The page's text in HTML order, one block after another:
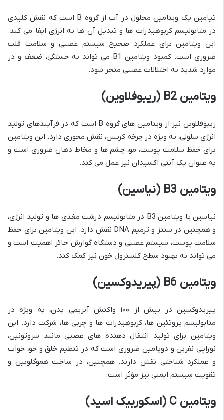
تیامین یک ویتامین محلول در آب از گروه B است که نقش کلیدی
در متابولیسم کربوهیدرات ها و تبدیل آن ها به انرژی ایفا می کند.
این ویتامین برای عملکرد صحیح سیستم عصبی و سلامت قلب
ضروری است. کمبود ویتامین B1 می تواند به خستگی، ضعف و در
موارد شدید به اختلالات عصبی منجر شود.
ویتامین B2 (ریبوفلاوین)
ریبوفلاوین نیز از ویتامین های گروه B است که در فرآیندهای تولید
انرژی سلولی، به ویژه در چرخه کربس، نقش محوری دارد. این ویتامین
برای حفظ سلامت پوست، مو، چشم ها و مخاط دهان ضروری است و
به عنوان یک آنتی اکسیدان نیز عمل می کند.
ویتامین B3 (نیاسین)
نیاسین یا ویتامین B3 در متابولیسم درشت مغذی ها و تولید انرژی،
و همچنین در سنتز و ترمیم DNA نقش دارد. این ویتامین برای حفظ
سلامت پوست، سیستم عصبی و دستگاه گوارش حائز اهمیت است و
می تواند به بهبود سطح کلسترول خون نیز کمک کند.
ویتامین B6 (پیریدوکسین)
پیریدوکسین در بیش از ۱۰۰ واکنش آنزیمی بدن، به ویژه در
متابولیسم پروتئین ها، کربوهیدرات ها و چربی ها، شرکت دارد. این
ویتامین برای تولید انتقال دهنده های عصبی مانند سروتونین،
نوراپی نفرین و دوپامین ضروری است که در تنظیم خلق و خو، خواب
و عملکرد شناختی نقش دارند. همچنین، در ساخت هموگلوبین و
تقویت سیستم ایمنی نیز مؤثر است.
ویتامین C (اسکوربیک اسید)